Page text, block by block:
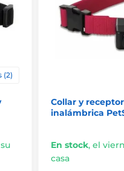
electrónicas
(2)
Collar y
inalámbrica
En stock, el
casa